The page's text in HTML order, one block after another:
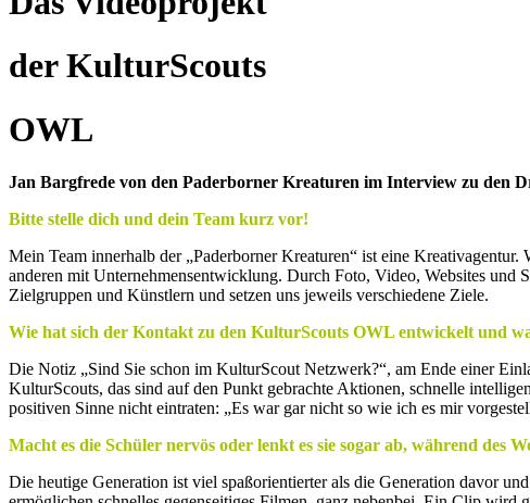
der KulturScouts
OWL
Jan Bargfrede von den Paderborner Kreaturen im Interview zu den
Bitte stelle dich und dein Team kurz vor!
Mein Team innerhalb der „Paderborner Kreaturen“ ist eine
anderen mit Unternehmensentwicklung. Durch Foto, Video, Websites und
Zielgruppen und Künstlern und setzen uns jeweils verschiedene Ziele.
Wie hat sich der Kontakt zu den KulturScouts OWL entwickelt und
Die Notiz „Sind Sie schon im KulturScout Netzwerk?“, am Ende einer
KulturScouts, das sind auf den Punkt gebrachte Aktionen, schnelle
positiven Sinne nicht eintraten: „Es war gar nicht so wie ich es mir
Macht es die Schüler nervös oder lenkt es sie sogar ab, während des
Die heutige Generation ist viel spaßorientierter als die Generation davor